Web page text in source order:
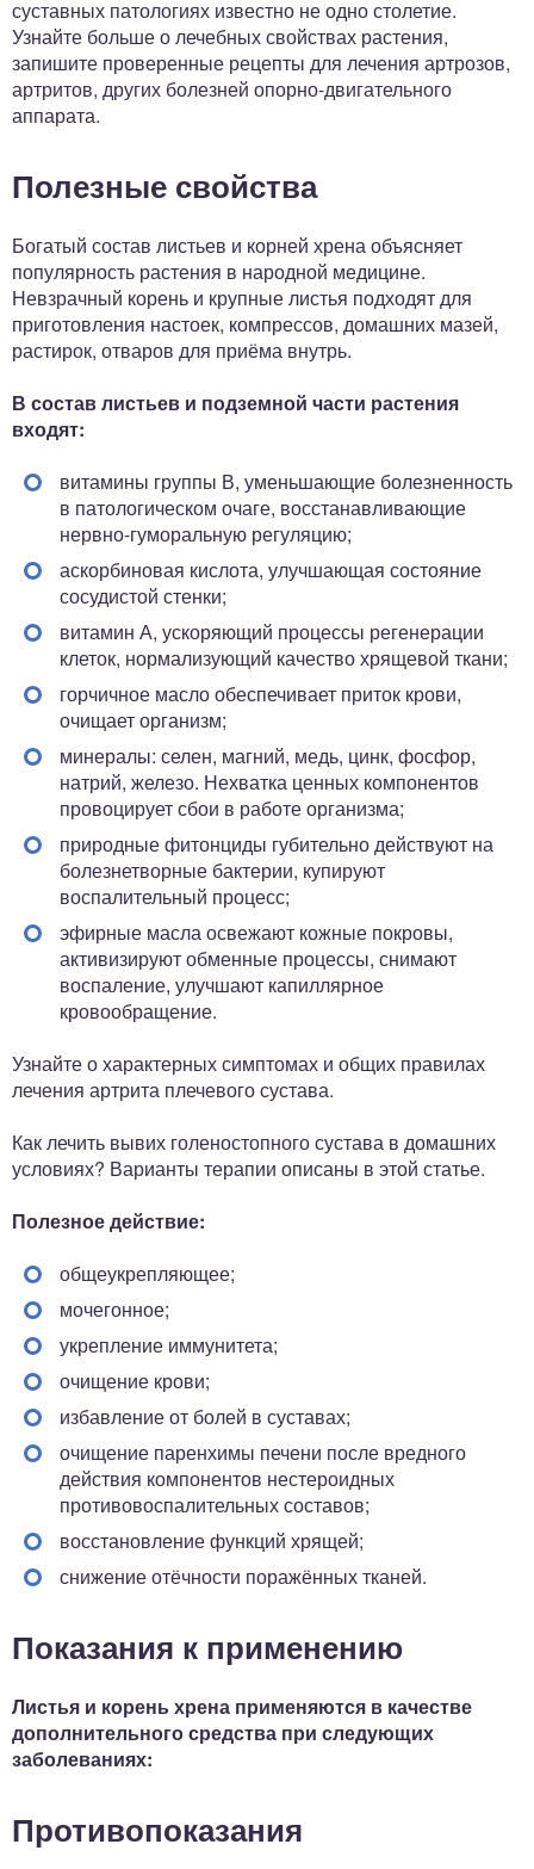
суставных патологиях известно не одно столетие.
Узнайте больше о лечебных свойствах растения,
запишите проверенные рецепты для лечения артрозов,
артритов, других болезней опорно-двигательного
аппарата.
Полезные свойства
Богатый состав листьев и корней хрена объясняет
популярность растения в народной медицине.
Невзрачный корень и крупные листья подходят для
приготовления настоек, компрессов, домашних мазей,
растирок, отваров для приёма внутрь.
В состав листьев и подземной части растения
входят:
витамины группы В, уменьшающие болезненность
в патологическом очаге, восстанавливающие
нервно-гуморальную регуляцию;
аскорбиновая кислота, улучшающая состояние
сосудистой стенки;
витамин А, ускоряющий процессы регенерации
клеток, нормализующий качество хрящевой ткани;
горчичное масло обеспечивает приток крови,
очищает организм;
минералы: селен, магний, медь, цинк, фосфор,
натрий, железо. Нехватка ценных компонентов
провоцирует сбои в работе организма;
природные фитонциды губительно действуют на
болезнетворные бактерии, купируют
воспалительный процесс;
эфирные масла освежают кожные покровы,
активизируют обменные процессы, снимают
воспаление, улучшают капиллярное
кровообращение.
Узнайте о характерных симптомах и общих правилах
лечения артрита плечевого сустава.
Как лечить вывих голеностопного сустава в домашних
условиях? Варианты терапии описаны в этой статье.
Полезное действие:
общеукрепляющее;
мочегонное;
укрепление иммунитета;
очищение крови;
избавление от болей в суставах;
очищение паренхимы печени после вредного
действия компонентов нестероидных
противовоспалительных составов;
восстановление функций хрящей;
снижение отёчности поражённых тканей.
Показания к применению
Листья и корень хрена применяются в качестве
дополнительного средства при следующих
заболеваниях:
Противопоказания